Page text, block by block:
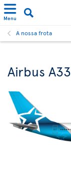
Menu
A nossa frota
Airbus